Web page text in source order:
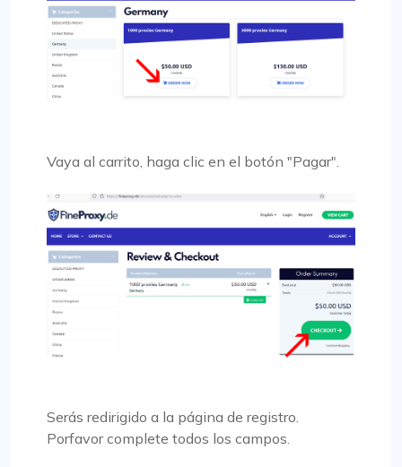
Vaya al carrito, haga clic en el botón "Pagar".
Serás redirigido a la página de registro.
Porfavor complete todos los campos.